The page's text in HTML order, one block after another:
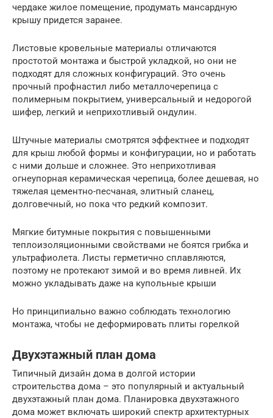
чердаке жилое помещение, продумать мансардную
крышу придется заранее.
Листовые кровельные материалы отличаются
простотой монтажа и быстрой укладкой, но они не
подходят для сложных конфигураций. Это очень
прочный профнастил либо металлочерепица с
полимерным покрытием, универсальный и недорогой
шифер, легкий и неприхотливый ондулин.
Штучные материалы смотрятся эффектнее и подходят
для крыш любой формы и конфигурации, но и работать
с ними дольше и сложнее. Это неприхотливая
огнеупорная керамическая черепица, более дешевая, но
тяжелая цементно-песчаная, элитный сланец,
долговечный, но пока что редкий композит.
Мягкие битумные покрытия с повышенными
теплоизоляционными свойствами не боятся грибка и
ультрафиолета. Листы герметично сплавляются,
поэтому не протекают зимой и во время ливней. Их
можно укладывать даже на купольные крыши
Но принципиально важно соблюдать технологию
монтажа, чтобы не деформировать плиты горелкой
Двухэтажный план дома
Типичный дизайн дома в долгой истории
строительства дома – это популярный и актуальный
двухэтажный план дома. Планировка двухэтажного
дома может включать широкий спектр архитектурных